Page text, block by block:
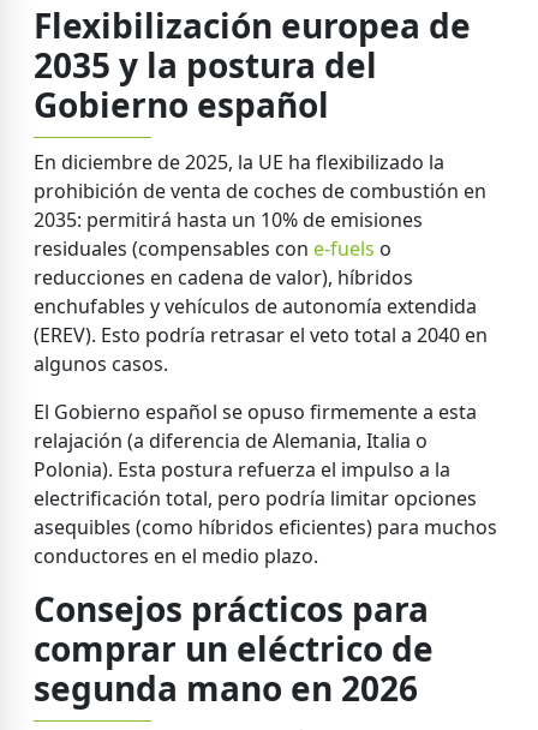
Flexibilización europea de
2035 y la postura del
Gobierno español
En diciembre de 2025, la UE ha flexibilizado la
prohibición de venta de coches de combustión en
2035: permitirá hasta un 10% de emisiones
residuales (compensables con e-fuels o
reducciones en cadena de valor), híbridos
enchufables y vehículos de autonomía extendida
(EREV). Esto podría retrasar el veto total a 2040 en
algunos casos.
El Gobierno español se opuso firmemente a esta
relajación (a diferencia de Alemania, Italia o
Polonia). Esta postura refuerza el impulso a la
electrificación total, pero podría limitar opciones
asequibles (como híbridos eficientes) para muchos
conductores en el medio plazo.
Consejos prácticos para
comprar un eléctrico de
segunda mano en 2026